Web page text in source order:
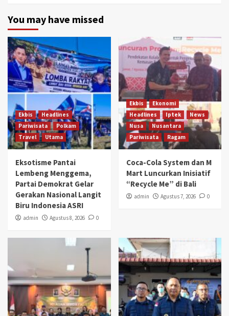
You may have missed
Ekbis
Headlines
Pariwisata
Polkam
Travel
Utama
Eksotisme Pantai
Lembeng Menggema,
Partai Demokrat Gelar
Gerakan Nasional Langit
Biru Indonesia ASRI
admin Agustus 8, 2026 0
Ekbis
Ekonomi
Headlines
Iptek
News
Nusa
Nusantara
Pariwisata
Ragam
Coca-Cola System dan M
Mart Luncurkan Inisiatif
“Recycle Me” di Bali
admin Agustus 7, 2026 0